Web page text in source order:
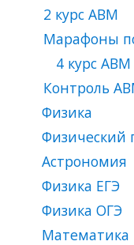
2 курс ABM
Марафоны
4 курс АВМ
Контроль
Физика
Физический
Астрономия
Физика ЕГЭ
Физика ОГЭ
Математика